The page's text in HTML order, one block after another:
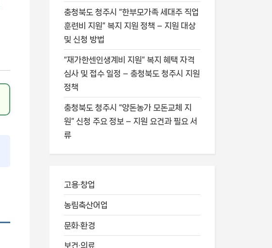
충청북도 청주시 “한부모가족 세대주 직업
훈련비 지원” 복지 지원 정책 – 지원 대상
및 신청 방법
“재가한센인생계비 지원” 복지 혜택 자격
심사 및 접수 일정 – 충청북도 청주시 지원
정책
충청북도 청주시 “양돈농가 모돈교체 지
원” 신청 주요 정보 – 지원 요건과 필요 서
류
고용·창업
농림축산어업
문화·환경
보건·의료